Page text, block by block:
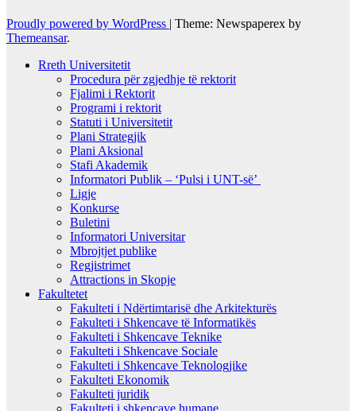
Proudly powered by WordPress | Theme: Newspaperex by
Themeansar.
Rreth Universitetit
Procedura për zgjedhje të rektorit
Fjalimi i Rektorit
Programi i rektorit
Statuti i Universitetit
Plani Strategjik
Plani Aksional
Stafi Akademik
Informatori Publik – ‘Pulsi i UNT-së’
Ligje
Konkurse
Buletini
Informatori Universitar
Mbrojtjet publike
Regjistrimet
Attractions in Skopje
Fakultetet
Fakulteti i Ndërtimtarisë dhe Arkitekturës
Fakulteti i Shkencave të Informatikës
Fakulteti i Shkencave Teknike
Fakulteti i Shkencave Sociale
Fakulteti i Shkencave Teknologjike
Fakulteti Ekonomik
Fakulteti juridik